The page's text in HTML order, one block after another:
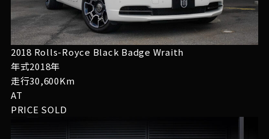
2018 Rolls-Royce Black Badge Wraith
年式2018年
走行30,600Km
AT
PRICE SOLD